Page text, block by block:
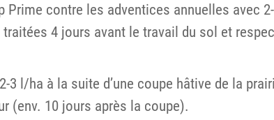
contre les adventices annuelles avec
4 jours avant le travail du sol et
2-3 l/ha à la suite d’une coupe hâtive de la
(env. 10 jours après la coupe).